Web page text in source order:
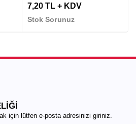
7,20 TL + KDV
Stok Sorunuz
için lütfen e-posta adresinizi giriniz.